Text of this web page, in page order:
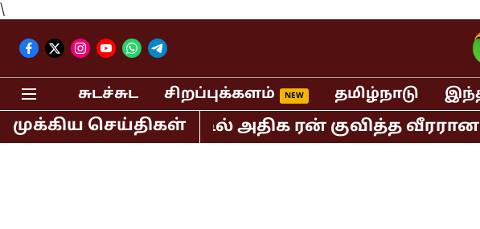
\
சுடச்சுட சிறப்புக்களம் தமிழ்நாடு
முக்கிய செய்திகள்
கிரிக்கெட்டில் அதிக ரன் குவித்த வீரரானார்